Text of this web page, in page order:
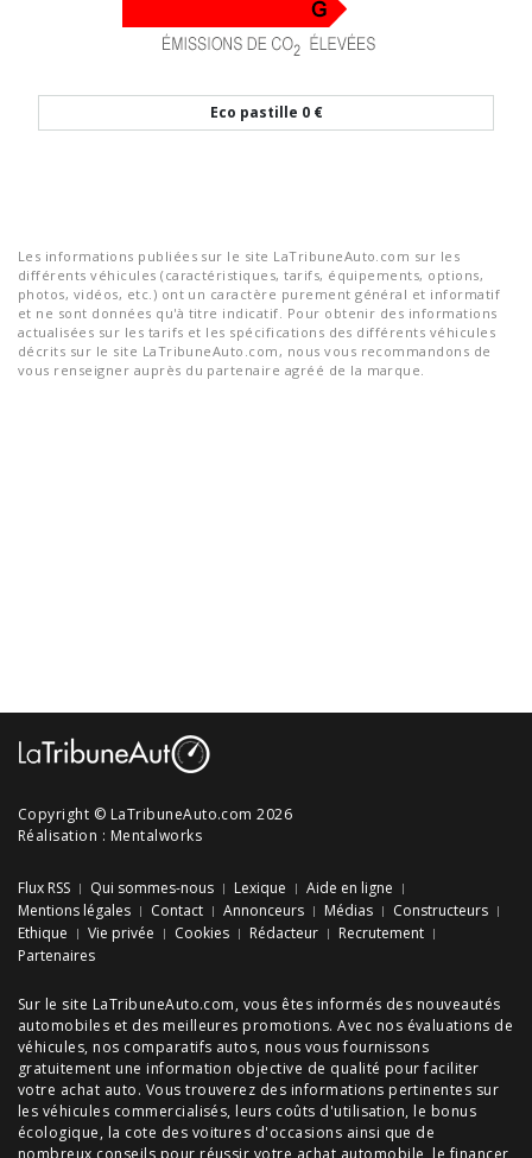
Eco pastille 0 €
Les informations publiées sur le site LaTribuneAuto.com sur les
différents véhicules (caractéristiques, tarifs, équipements, options,
photos, vidéos, etc.) ont un caractère purement général et informatif
et ne sont données qu'à titre indicatif. Pour obtenir des informations
actualisées sur les tarifs et les spécifications des différents véhicules
décrits sur le site LaTribuneAuto.com, nous vous recommandons de
vous renseigner auprès du partenaire agréé de la marque.
Copyright © LaTribuneAuto.com 2026
Réalisation : Mentalworks
Flux RSS Qui sommes-nous Lexique
Aide en ligne
Mentions légales
Contact Annonceurs Médias
Constructeurs
Ethique
Vie privée Cookies Rédacteur
Recrutement
Partenaires
Sur le site LaTribuneAuto.com, vous êtes informés des nouveautés
automobiles et des meilleures promotions. Avec nos évaluations de
véhicules, nos comparatifs autos, nous vous fournissons
gratuitement une information objective de qualité pour faciliter
votre achat auto. Vous trouverez des informations pertinentes sur
les véhicules commercialisés, leurs coûts d'utilisation, le bonus
écologique, la cote des voitures d'occasions ainsi que de
nombreux conseils pour réussir votre achat automobile , le financer